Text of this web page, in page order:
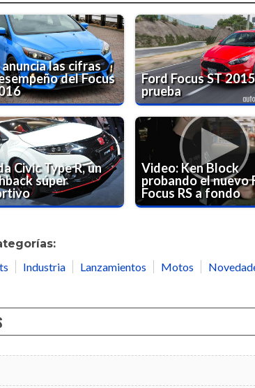
las cifras
del Focus
Ford Focus ST
prueba
Civic Type R, un
súper
Video: Ken Block
probando el nuevo
Focus RS a fondo
Industria Lanzamientos Motos